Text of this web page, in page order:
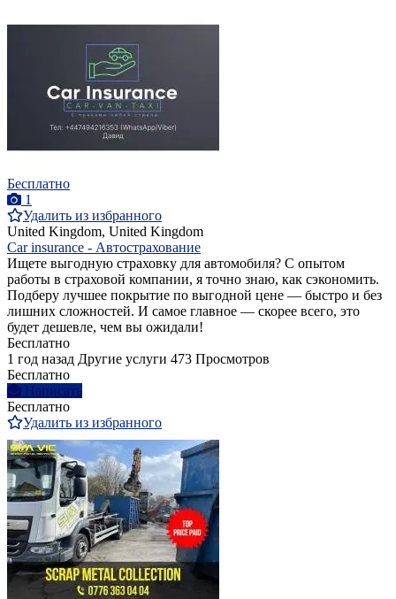
Бесплатно
1
Удалить из избранного
United Kingdom, United Kingdom
Car insurance - Автострахование
Ищете выгодную страховку для автомобиля? С опытом
работы в страховой компании, я точно знаю, как сэкономить.
Подберу лучшее покрытие по выгодной цене — быстро и без
лишних сложностей. И самое главное — скорее всего, это
будет дешевле, чем вы ожидали!
Бесплатно
1 год назад Другие услуги 473 Просмотров
Бесплатно
Написать
Бесплатно
Удалить из избранного